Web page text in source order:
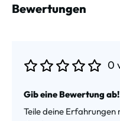
Bewertungen
0
Gib eine Bewertung ab!
Teile deine